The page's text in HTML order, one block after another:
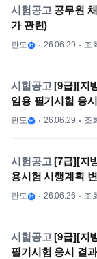
시험공고 공무원
가 관련)
판도 26.06.29 조
시험공고 [9급][지
임용 필기시험 응
판도 26.06.29 조
시험공고 [7급][지
용시험 시행계획
판도 26.06.26 조
시험공고 [9급][지
필기시험 응시 결과